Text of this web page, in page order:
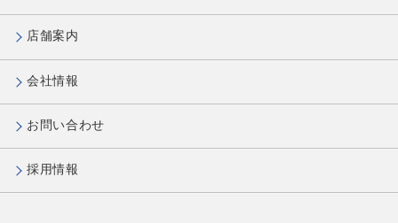
店舗案内
会社情報
お問い合わせ
採用情報